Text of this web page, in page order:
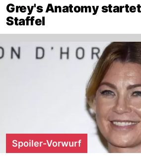
Grey's Anatomy startet
Staffel
Spoiler-Vorwurf